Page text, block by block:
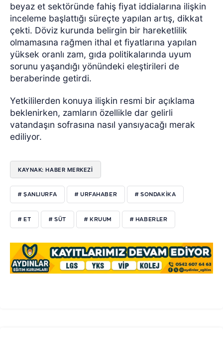
beyaz et sektöründe fahiş fiyat iddialarına ilişkin
inceleme başlattığı süreçte yapılan artış, dikkat
çekti. Döviz kurunda belirgin bir hareketlilik
olmamasına rağmen ithal et fiyatlarına yapılan
yüksek oranlı zam, gıda politikalarında uyum
sorunu yaşandığı yönündeki eleştirileri de
beraberinde getirdi.
Yetkililerden konuya ilişkin resmi bir açıklama
beklenirken, zamların özellikle dar gelirli
vatandaşın sofrasına nasıl yansıyacağı merak
ediliyor.
KAYNAK: HABER MERKEZI
# ŞANLIURFA # URFAHABER # SONDAKIKA
# ET # SÜT # KRUUM # HABERLER